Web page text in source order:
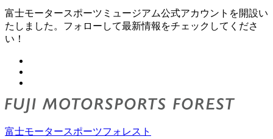
富士モータースポーツミュージアム公式アカウントを開設い
たしました。フォローして最新情報をチェックしてくださ
い！
富士モータースポーツフォレスト